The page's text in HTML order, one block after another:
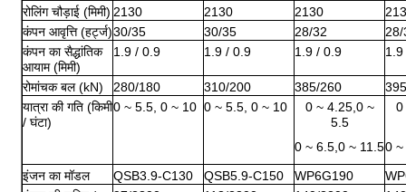
रोलिंग चौड़ाई (मिमी) 2130 2130 2130
कंपन आवृत्ति (हर्ट्ज)30/35 30/35 28/32
कंपन का सैद्धांतिक
आयाम (मिमी)
1.9 / 0.9 1.9 / 0.9 1.9 / 0.9
रोमांचक बल (kN) 280/180 310/200 385/260
यात्रा की गति (किमी
/ घंटा)
0 ~ 5.5, 0 ~ 10 0 ~ 5.5, 0 ~ 10
0 ~ 4.25,0 ~
5.5
0 ~ 6.5,0 ~ 11.5
0
0 ~
इंजन का मॉडल
QSB3.9-C130 QSB5.9-C150 WP6G190